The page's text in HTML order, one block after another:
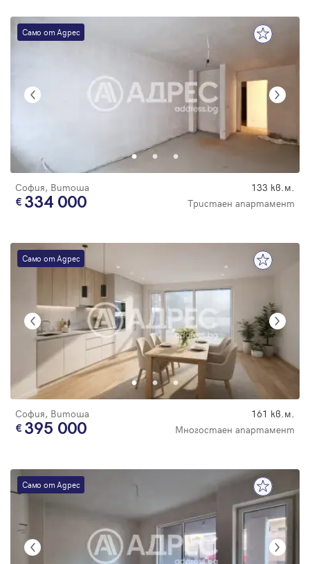
Само от Адрес
София, Витоша 133 кв.м.
334 000 Тристаен апартамент
Само от Адрес
София, Витоша 161 кв.м.
395 000 Многостаен апартамент
Само от Адрес